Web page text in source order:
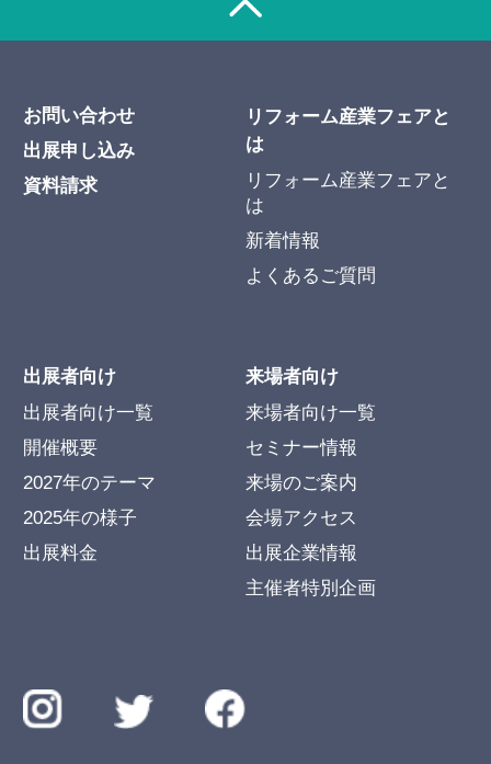
お問い合わせ
出展申し込み
資料請求
リフォーム産業フェアと
は
リフォーム産業フェアと
は
新着情報
よくあるご質問
出展者向け
出展者向け一覧
開催概要
2027年のテーマ
2025年の様子
出展料金
来場者向け
来場者向け一覧
セミナー情報
来場のご案内
会場アクセス
出展企業情報
主催者特別企画